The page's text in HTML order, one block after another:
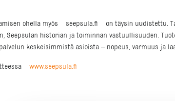
ohella myös seepsula.fi on täysin uudistettu.
Seepsulan historian ja toiminnan vastuullisuuden.
keskeisimmistä asioista – nopeus, varmuus ja
www.seepsula.fi